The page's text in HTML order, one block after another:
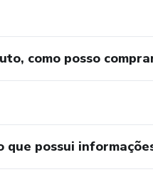
como posso
que possui